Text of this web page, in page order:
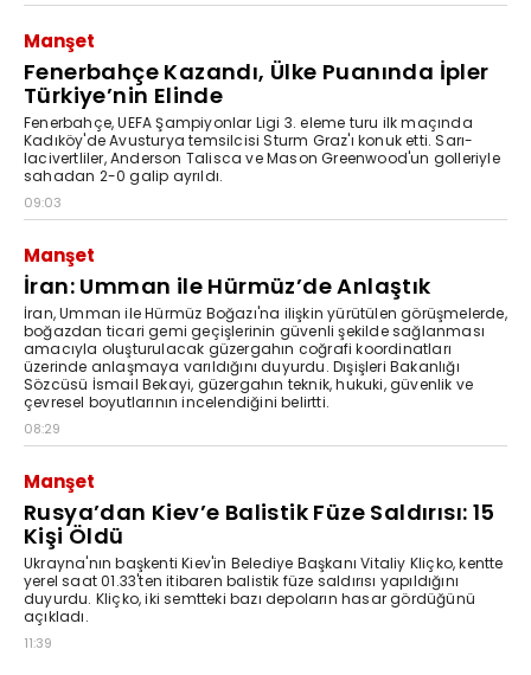
Manşet
Fenerbahçe Kazandı, Ülke Puanında İpler
Türkiye’nin Elinde
Fenerbahçe, UEFA Şampiyonlar Ligi 3. eleme turu ilk maçında
Kadıköy'de Avusturya temsilcisi Sturm Graz'ı konuk etti. Sarı-
lacivertliler, Anderson Talisca ve Mason Greenwood'un golleriyle
sahadan 2-0 galip ayrıldı.
09:03
Manşet
İran: Umman ile Hürmüz’de Anlaştık
İran, Umman ile Hürmüz Boğazı'na ilişkin yürütülen görüşmelerde,
boğazdan ticari gemi geçişlerinin güvenli şekilde sağlanması
amacıyla oluşturulacak güzergahın coğrafi koordinatları
üzerinde anlaşmaya varıldığını duyurdu. Dışişleri Bakanlığı
Sözcüsü İsmail Bekayi, güzergahın teknik, hukuki, güvenlik ve
çevresel boyutlarının incelendiğini belirtti.
08:29
Manşet
Rusya’dan Kiev’e Balistik Füze Saldırısı: 15
Kişi Öldü
Ukrayna'nın başkenti Kiev'in Belediye Başkanı Vitaliy Kliçko, kentte
yerel saat 01.33'ten itibaren balistik füze saldırısı yapıldığını
duyurdu. Kliçko, iki semtteki bazı depoların hasar gördüğünü
açıkladı.
11:39